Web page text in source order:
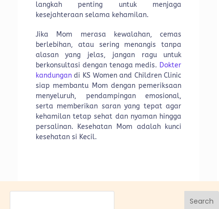
langkah penting untuk menjaga
kesejahteraan selama kehamilan.
Jika Mom merasa kewalahan, cemas
berlebihan, atau sering menangis tanpa
alasan yang jelas, jangan ragu untuk
berkonsultasi dengan tenaga medis. Dokter
kandungandi KS Women and Children Clinic
siap membantu Mom dengan pemeriksaan
menyeluruh, pendampingan emosional,
serta memberikan saran yang tepat agar
kehamilan tetap sehat dan nyaman hingga
persalinan. Kesehatan Mom adalah kunci
kesehatan si Kecil.
Search